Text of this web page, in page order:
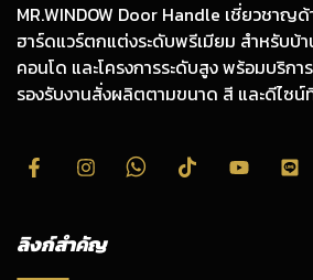
MR.WINDOW Door Handle เชี่ยวชาญ
ฮาร์ดแวร์ตกแต่งระดับพรีเมียม สำหรับบ้า
คอนโด และโครงการระดับสูง พร้อมบริกา
รองรับงานสั่งผลิตตามขนาด สี และดีไซน์
ลิงก์สำคัญ